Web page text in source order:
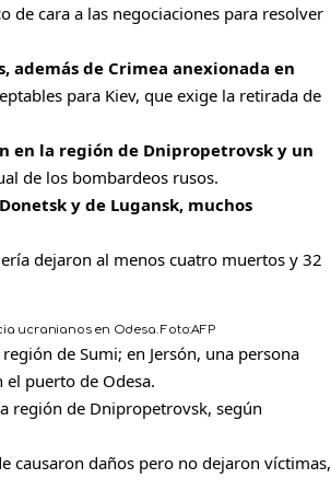
de cara a las negociaciones para resolver
además de Crimea anexionada en
para Kiev, que exige la retirada de
en la región de Dnipropetrovsk y un
de los bombardeos rusos.
Donetsk y de Lugansk, muchos
dejaron al menos cuatro muertos y 32
ucranianos en Odesa.Foto:AFP
de Sumi; en Jersón, una persona
puerto de Odesa.
región de Dnipropetrovsk, según
causaron daños pero no dejaron víctimas,